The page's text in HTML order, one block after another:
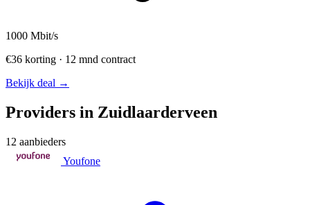
1000 Mbit/s
€36 korting · 12 mnd contract
Bekijk deal →
Providers in Zuidlaarderveen
12 aanbieders
Youfone